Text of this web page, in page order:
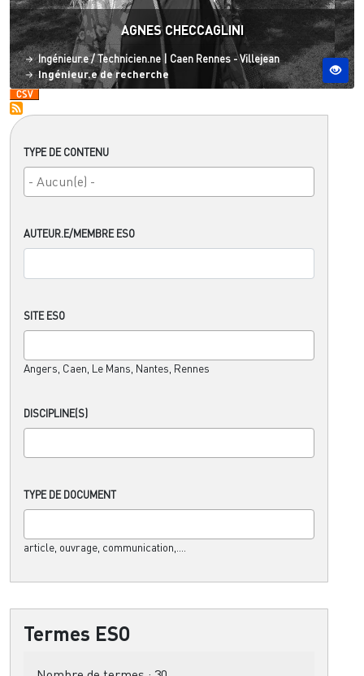
TYPE DE CONTENU
AUTEUR.E/MEMBRE ESO
SITE ESO
Angers, Caen, Le Mans, Nantes, Rennes
DISCIPLINE(S)
TYPE DE DOCUMENT
article, ouvrage, communication,....
Termes ESO
AGNES CHECCAGLINI
Statut
Ingénieur.e / Technicien.ne Site ESO
Caen Rennes - Villejean
Ingénieur.e de recherche